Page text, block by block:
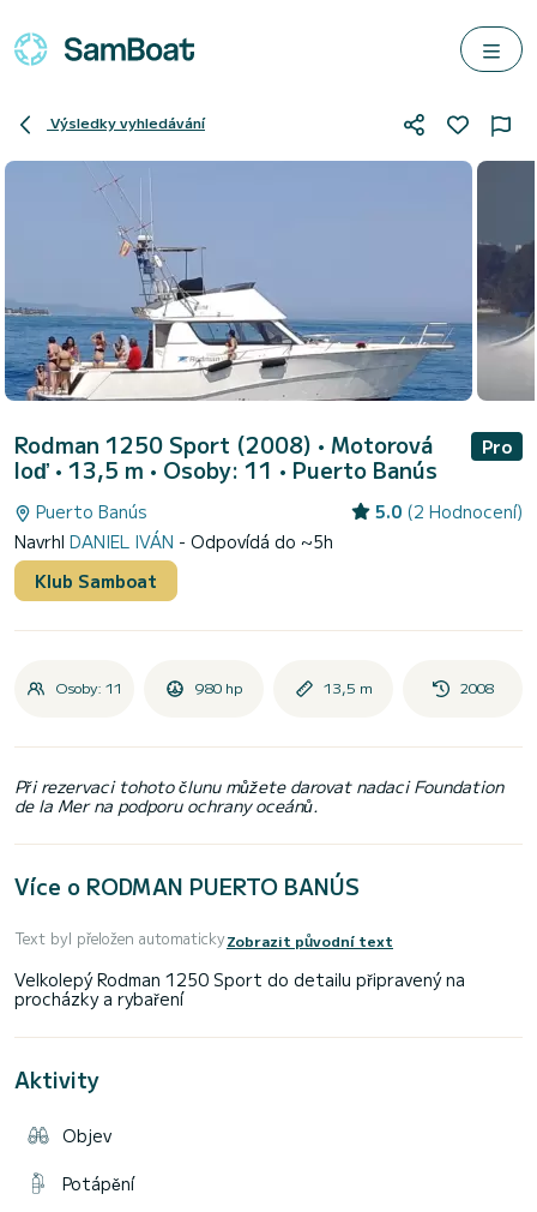
Výsledky vyhledávání
Rodman 1250 Sport (2008) • Motorová
loď • 13,5 m • Osoby: 11 • Puerto Banús
Pro
Puerto Banús 5.0 (2 Hodnocení)
Navrhl DANIEL IVÁN - Odpovídá do ~5h
Klub Samboat
Osoby: 11 980 hp 13,5 m 2008
Při rezervaci tohoto člunu můžete darovat nadaci Foundation
de la Mer na podporu ochrany oceánů.
Více o RODMAN PUERTO BANÚS
Text byl přeložen automatickyZobrazit původní text
Velkolepý Rodman 1250 Sport do detailu připravený na
Aktivity
Objev
Potápění